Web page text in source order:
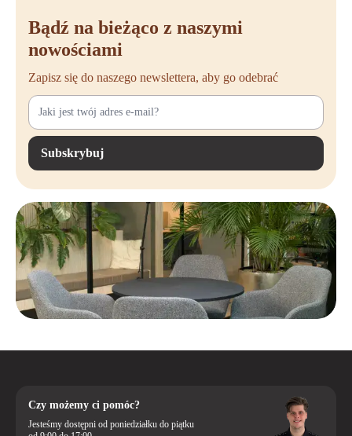
temu otrzymujesz jakość jak nowa, ale w bardziej zrównoważonej i
atrakcyjnej cenie. Zamów Steelcase Series 1 łatwo przez nasz sklep
internetowy i przekonaj się sam o różnicy w komforcie siedzenia i
Bądź na bieżąco z naszymi
nowościami
Zapisz się do naszego newslettera, aby go odebrać
Subskrybuj
Czy możemy ci pomóc?
Jesteśmy dostępni od poniedziałku do piątku